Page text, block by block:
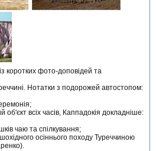
коротких фото-доповідей та
Нотатки з подорожей автостопом:
об'єкт всіх часів, Каппадокія докладніше:
чаю та спілкування;
осіннього походу Туреччиною